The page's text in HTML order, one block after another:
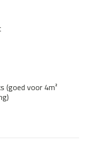
(goed voor 4m²